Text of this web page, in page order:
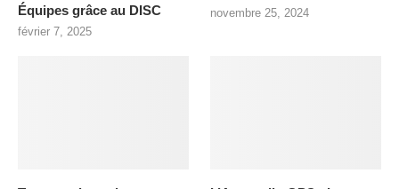
Équipes grâce au DISC
février 7, 2025
novembre 25, 2024